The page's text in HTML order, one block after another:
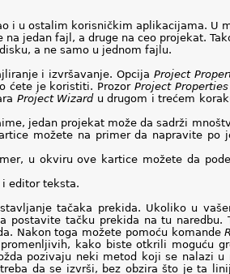
i u ostalim korisničkim aplikacijama. U
jedan fajl, a druge na ceo projekat.
a ne samo u jednom fajlu.
i izvršavanje. Opcija Project
ćete je koristiti. Prozor Project Properties
Project Wizard u drugom i trećem
jedan projekat može da sadrži
možete na primer da napravite po
u okviru ove kartice možete da
i editor teksta.
tačaka prekida. Ukoliko u
tačku prekida na tu naredbu.
Nakon toga možete pomoću komande
kako biste otkrili moguću
pozivaju neki metod koji se nalazi
da se izvrši, bez obzira što je ta